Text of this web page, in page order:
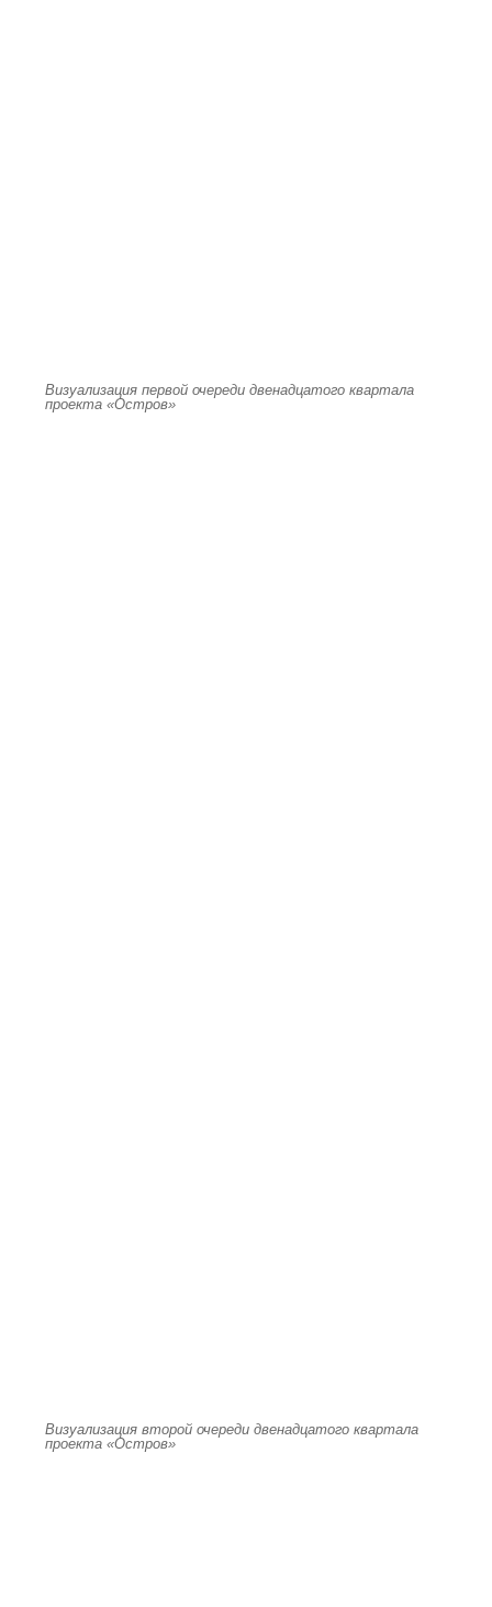
Визуализация первой очереди двенадцатого квартала
проекта «Остров»
Визуализация второй очереди двенадцатого квартала
проекта «Остров»